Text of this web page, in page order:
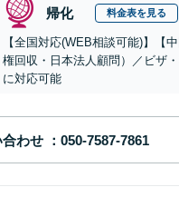
帰化 料金表を見る
【全国対応(WEB相談可能)】【
権回収・日本法人顧問）／ビザ
に対応可能
わせ